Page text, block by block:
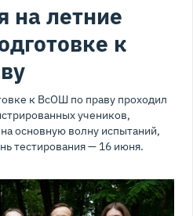
на летние
к
к ВсОШ по праву проходил
учеников,
основную волну испытаний,
тестирования — 16 июня.